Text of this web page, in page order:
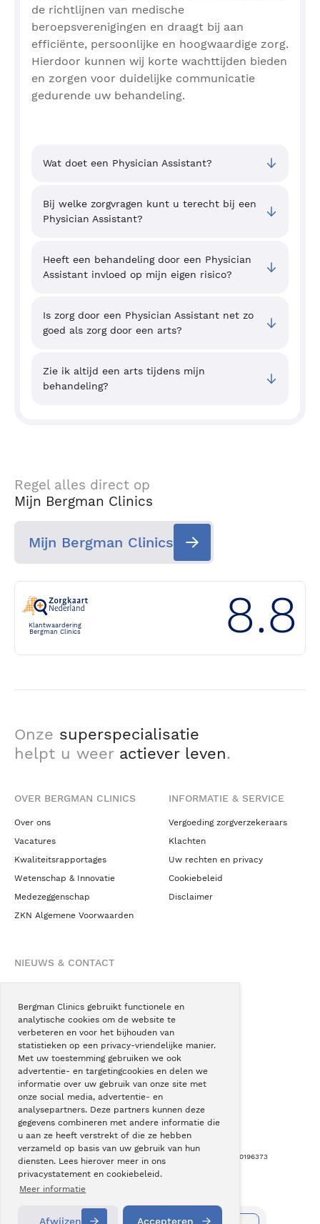
Bergman Clinics gebruikt functionele en
analytische cookies om de website te
verbeteren en voor het bijhouden van
statistieken op een privacy-vriendelijke manier.
Met uw toestemming gebruiken we ook
advertentie- en targetingcookies en delen we
informatie over uw gebruik van onze site met
onze social media, advertentie- en
analysepartners. Deze partners kunnen deze
gegevens combineren met andere informatie die
u aan ze heeft verstrekt of die ze hebben
verzameld op basis van uw gebruik van hun
diensten. Lees hierover meer in ons
privacystatement en cookiebeleid.
Meer informatie
Afwijzen Accepteren
de richtlijnen van medische
beroepsverenigingen en draagt bij aan
efficiënte, persoonlijke en hoogwaardige zorg.
Hierdoor kunnen wij korte wachttijden bieden
en zorgen voor duidelijke communicatie
gedurende uw behandeling.
Wat doet een Physician Assistant?
Bij welke zorgvragen kunt u terecht bij een
Physician Assistant?
Heeft een behandeling door een Physician
Assistant invloed op mijn eigen risico?
Is zorg door een Physician Assistant net zo
goed als zorg door een arts?
Zie ik altijd een arts tijdens mijn
behandeling?
Regel alles direct op
Mijn Bergman Clinics
Mijn Bergman Clinics
Klantwaardering
Bergman Clinics
8.8
Onze superspecialisatie
helpt u weer actiever leven.
OVER BERGMAN CLINICS
Over ons
Vacatures
Kwaliteitsrapportages
Wetenschap & Innovatie
Medezeggenschap
ZKN Algemene Voorwaarden
INFORMATIE & SERVICE
Vergoeding zorgverzekeraars
Klachten
Uw rechten en privacy
Cookiebeleid
Disclaimer
NIEUWS & CONTACT
Blogs
Podcast
Pressroom
Instagram
Facebook
LinkedIn
Copyright © Bergman Clinics 2026 KVK nummer: 30196373